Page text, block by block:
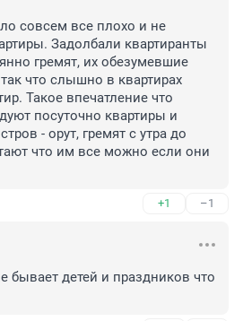
совсем все плохо и не
Задолбали квартиранты
гремят, их обезумевшие
что слышно в квартирах
Такое впечатление что
посуточно квартиры и
- орут, гремят с утра до
что им все можно если они
+1 –1
бывает детей и праздников что